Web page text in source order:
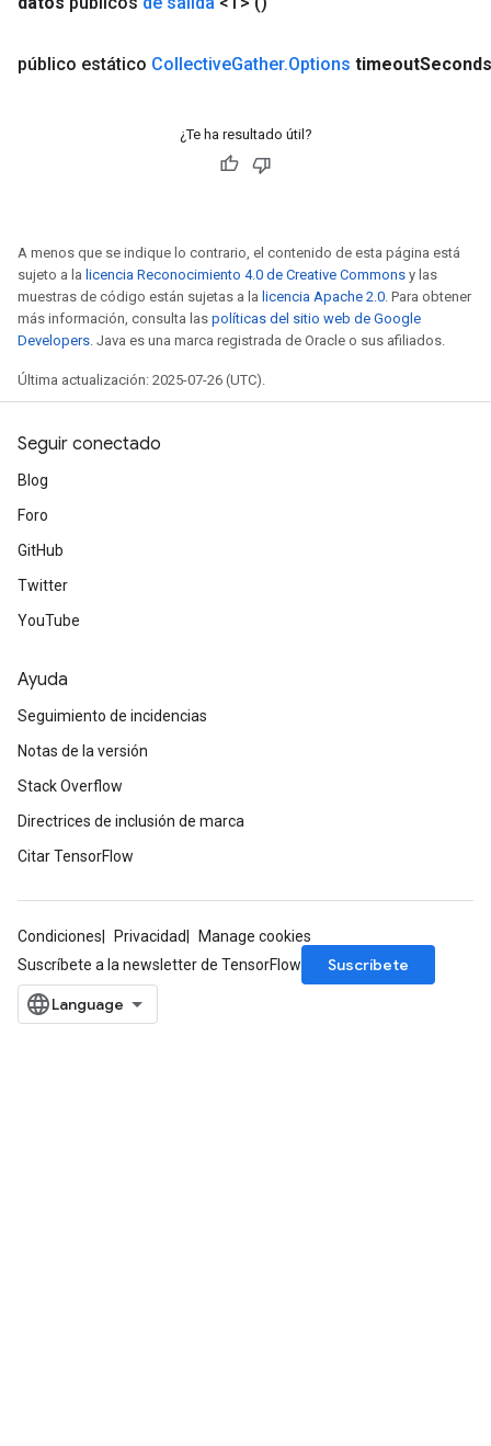
público estático CollectiveGather.Options timeoutSeconds
¿Te ha resultado útil?
A menos que se indique lo contrario, el contenido de esta página está
sujeto a la licencia Reconocimiento 4.0 de Creative Commons y las
muestras de código están sujetas a la licencia Apache 2.0 . Para obtener
más información, consulta las políticas del sitio web de Google
Developers . Java es una marca registrada de Oracle o sus afiliados.
Última actualización: 2025-07-26 (UTC).
Seguir conectado
Blog
Foro
GitHub
Twitter
YouTube
Ayuda
Seguimiento de incidencias
Notas de la versión
Stack Overflow
Directrices de inclusión de marca
Citar TensorFlow
Condiciones Privacidad
Manage cookies
Suscríbete a la newsletter de TensorFlow
Suscríbete